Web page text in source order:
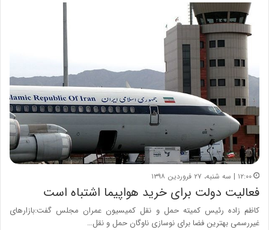
۱۲:۰۰ | سه شنبه، ۲۷ فروردین ۱۳۹۸
فعالیت دولت برای خرید هواپیما اشتباه است
کاظم زاده رئیس کمیته حمل و نقل کمیسیون عمران مجلس گفت:بازارهای
غیررسمی بهترین فضا برای نوسازی ناوگان حمل و نقل…